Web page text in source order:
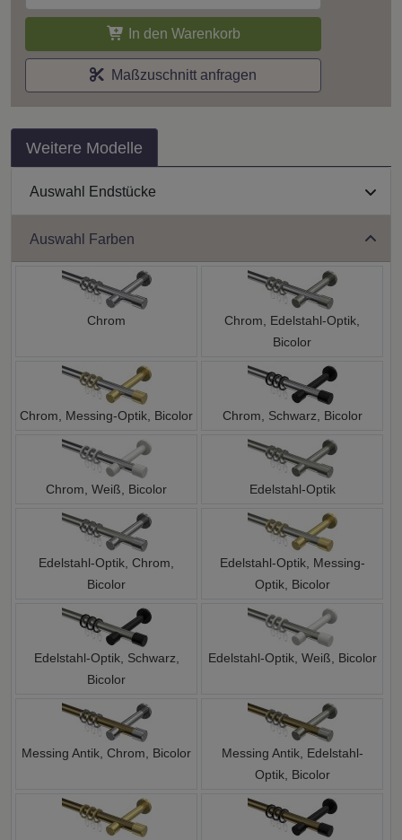
In den Warenkorb
Maßzuschnitt anfragen
Weitere Modelle
Auswahl Endstücke
Auswahl Farben
Chrom
Chrom, Edelstahl-Optik,
Bicolor
Chrom, Messing-Optik, Bicolor Chrom, Schwarz, Bicolor
Chrom, Weiß, Bicolor Edelstahl-Optik
Edelstahl-Optik, Chrom,
Bicolor
Edelstahl-Optik, Messing-
Optik, Bicolor
Edelstahl-Optik, Schwarz,
Bicolor
Edelstahl-Optik, Weiß, Bicolor
Messing Antik, Chrom, Bicolor
Messing Antik, Edelstahl-
Optik, Bicolor